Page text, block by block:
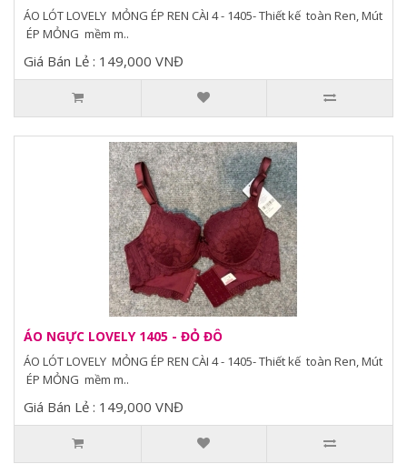
ÁO LÓT LOVELY MỎNG ÉP REN CÀI 4 - 1405- Thiết kế toàn Ren, Mút
ÉP MỎNG mềm m..
Giá Bán Lẻ : 149,000 VNĐ
ÁO NGỰC LOVELY 1405 - ĐỎ ĐÔ
ÁO LÓT LOVELY MỎNG ÉP REN CÀI 4 - 1405- Thiết kế toàn Ren, Mút
ÉP MỎNG mềm m..
Giá Bán Lẻ : 149,000 VNĐ